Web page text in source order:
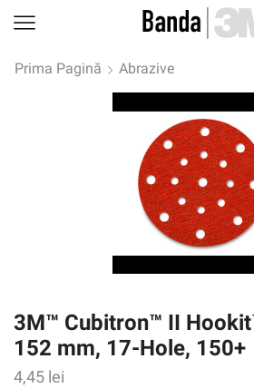
Prima Pagină Abrazive
3M™ Cubitron™ II
152 mm, 17-Hole, 150+
4,45 lei